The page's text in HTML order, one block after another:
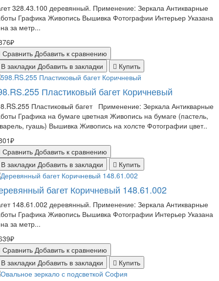
328.43.100 деревянный. Применение: Зеркала Антикварные
Графика Живопись Вышивка Фотографии Интерьер Указана
за метр...
Сравнить Добавить к сравнению
закладки Добавить в закладки Купить
Пластиковый багет Коричневый
Пластиковый багет Применение: Зеркала Антикварные
Графика на бумаге цветная Живопись на бумаге (пастель,
гуашь) Вышивка Живопись на холсте Фотографии цвет..
Сравнить Добавить к сравнению
закладки Добавить в закладки Купить
багет Коричневый 148.61.002
148.61.002 деревянный. Применение: Зеркала Антикварные
Графика Живопись Вышивка Фотографии Интерьер Указана
за метр...
Сравнить Добавить к сравнению
закладки Добавить в закладки Купить